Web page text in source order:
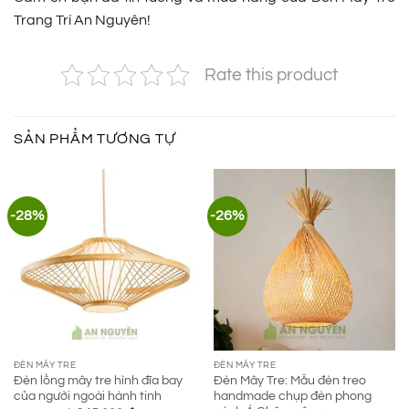
Trang Trí An Nguyên!
Rate this product
SẢN PHẨM TƯƠNG TỰ
-28%
ĐÈN MÂY TRE
Đèn lồng mây tre hình đĩa bay
của người ngoài hành tinh
-26%
ĐÈN MÂY TRE
Đèn Mây Tre: Mẫu đèn treo
handmade chụp đèn phong